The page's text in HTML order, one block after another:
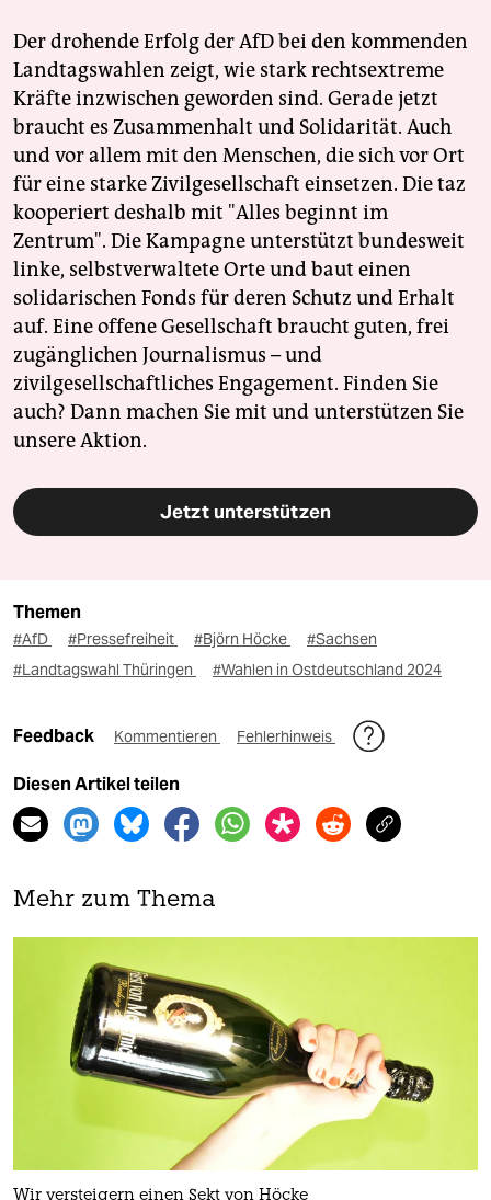
Der drohende Erfolg der AfD bei den kommenden
Landtagswahlen zeigt, wie stark rechtsextreme
Kräfte inzwischen geworden sind. Gerade jetzt
braucht es Zusammenhalt und Solidarität. Auch
und vor allem mit den Menschen, die sich vor Ort
für eine starke Zivilgesellschaft einsetzen. Die taz
kooperiert deshalb mit "Alles beginnt im
Zentrum". Die Kampagne unterstützt bundesweit
linke, selbstverwaltete Orte und baut einen
solidarischen Fonds für deren Schutz und Erhalt
auf. Eine offene Gesellschaft braucht guten, frei
zugänglichen Journalismus – und
zivilgesellschaftliches Engagement. Finden Sie
auch? Dann machen Sie mit und unterstützen Sie
unsere Aktion.
Jetzt unterstützen
Themen
#AfD #Pressefreiheit #Björn Höcke
#Sachsen
#Landtagswahl Thüringen
#Wahlen in Ostdeutschland 2024
Feedback Kommentieren Fehlerhinweis
Diesen Artikel teilen
Mehr zum Thema
Wir versteigern einen Sekt von Höcke